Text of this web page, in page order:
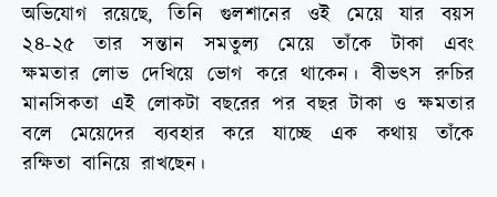
অভিযোগ রয়েছে, তিনি গুলশানের ওই মেয়ে যার বয়স
২৪-২৫ তার সন্তান সমতুল্য মেয়ে তাঁকে টাকা এবং
ক্ষমতার লোভ দেখিয়ে ভোগ করে থাকেন। বীভৎস রুচির
মানসিকতা এই লোকটা বছরের পর বছর টাকা ও ক্ষমতার
বলে মেয়েদের ব্যবহার করে যাচ্ছে এক কথায় তাঁকে
রক্ষিতা বানিয়ে রাখছেন।